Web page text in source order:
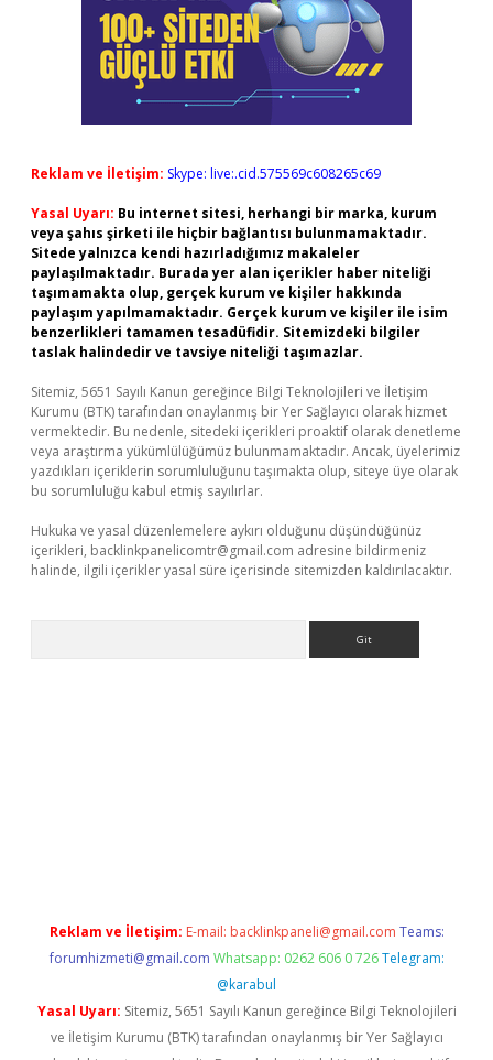
Reklam ve İletişim: Skype: live:.cid.575569c608265c69
Yasal Uyarı: Bu internet sitesi, herhangi bir marka, kurum
veya şahıs şirketi ile hiçbir bağlantısı bulunmamaktadır.
Sitede yalnızca kendi hazırladığımız makaleler
paylaşılmaktadır. Burada yer alan içerikler haber niteliği
taşımamakta olup, gerçek kurum ve kişiler hakkında
paylaşım yapılmamaktadır. Gerçek kurum ve kişiler ile isim
benzerlikleri tamamen tesadüfidir. Sitemizdeki bilgiler
taslak halindedir ve tavsiye niteliği taşımazlar.
Sitemiz, 5651 Sayılı Kanun gereğince Bilgi Teknolojileri ve İletişim
Kurumu (BTK) tarafından onaylanmış bir Yer Sağlayıcı olarak hizmet
vermektedir. Bu nedenle, sitedeki içerikleri proaktif olarak denetleme
veya araştırma yükümlülüğümüz bulunmamaktadır. Ancak, üyelerimiz
yazdıkları içeriklerin sorumluluğunu taşımakta olup, siteye üye olarak
bu sorumluluğu kabul etmiş sayılırlar.
Hukuka ve yasal düzenlemelere aykırı olduğunu düşündüğünüz
içerikleri, backlinkpanelicomtr@gmail.com adresine bildirmeniz
halinde, ilgili içerikler yasal süre içerisinde sitemizden kaldırılacaktır.
Reklam ve İletişim: E-mail: backlinkpaneli@gmail.com Teams:
forumhizmeti@gmail.com Whatsapp: 0262 606 0 726 Telegram:
@karabul
Yasal Uyarı: Sitemiz, 5651 Sayılı Kanun gereğince Bilgi Teknolojileri
ve İletişim Kurumu (BTK) tarafından onaylanmış bir Yer Sağlayıcı